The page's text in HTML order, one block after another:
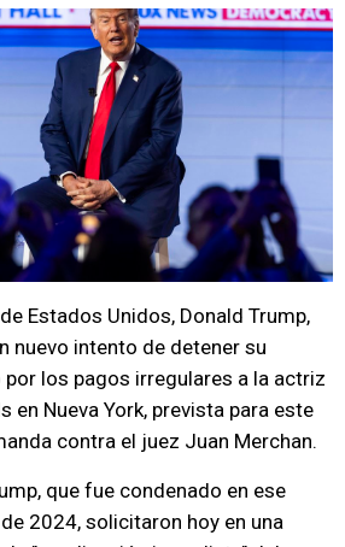
Estados Unidos, Donald Trump,
nuevo intento de detener su
los pagos irregulares a la actriz
en Nueva York, prevista para este
contra el juez Juan Merchan.
que fue condenado en ese
2024, solicitaron hoy en una